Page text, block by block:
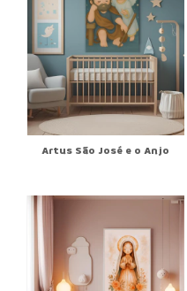
Artus São José e o Anjo